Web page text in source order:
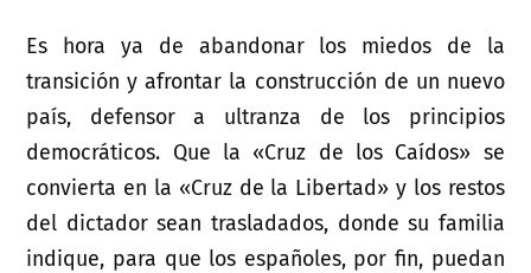
Es hora ya de abandonar los miedos de la
transición y afrontar la construcción de un nuevo
país, defensor a ultranza de los principios
democráticos. Que la «Cruz de los Caídos» se
convierta en la «Cruz de la Libertad» y los restos
del dictador sean trasladados, donde su familia
indique, para que los españoles, por fin, puedan